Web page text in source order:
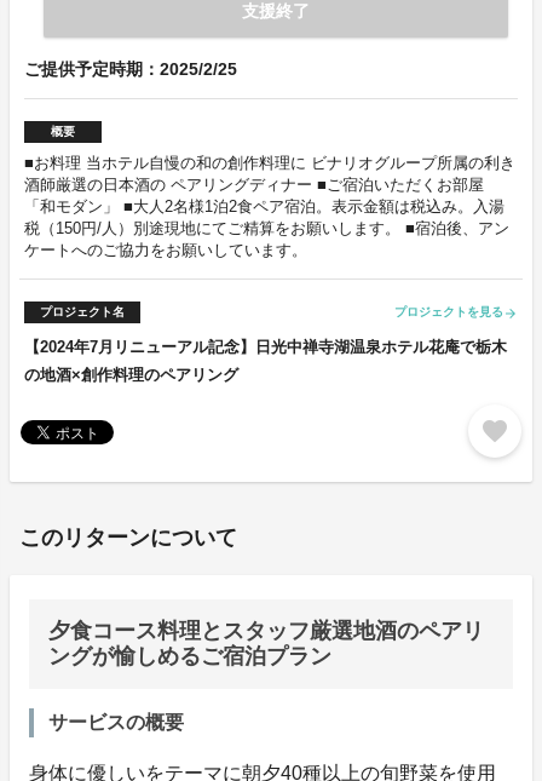
支援終了
ご提供予定時期：2025/2/25
概要
■お料理 当ホテル自慢の和の創作料理に ビナリオグループ所属の利き
酒師厳選の日本酒の ペアリングディナー ■ご宿泊いただくお部屋
「和モダン」 ■大人2名様1泊2食ペア宿泊。表示金額は税込み。入湯
税（150円/人）別途現地にてご精算をお願いします。 ■宿泊後、アン
ケートへのご協力をお願いしています。
プロジェクト名 プロジェクトを見る arrow_forward
【2024年7月リニューアル記念】日光中禅寺湖温泉ホテル花庵で栃木
の地酒×創作料理のペアリング
favorite
このリターンについて
夕食コース料理とスタッフ厳選地酒のペアリ
ングが愉しめるご宿泊プラン
サービスの概要
身体に優しいをテーマに朝夕40種以上の旬野菜を使用